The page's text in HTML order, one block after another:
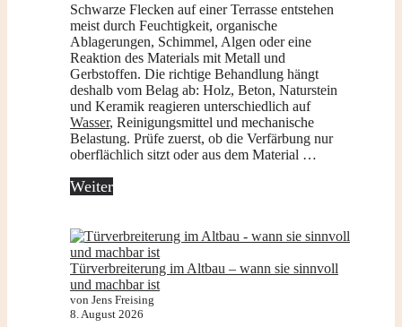
Schwarze Flecken auf einer Terrasse entstehen
meist durch Feuchtigkeit, organische
Ablagerungen, Schimmel, Algen oder eine
Reaktion des Materials mit Metall und
Gerbstoffen. Die richtige Behandlung hängt
deshalb vom Belag ab: Holz, Beton, Naturstein
und Keramik reagieren unterschiedlich auf
Wasser, Reinigungsmittel und mechanische
Belastung. Prüfe zuerst, ob die Verfärbung nur
oberflächlich sitzt oder aus dem Material …
Weiter
Türverbreiterung im Altbau – wann sie sinnvoll
und machbar ist
von Jens Freising
8. August 2026